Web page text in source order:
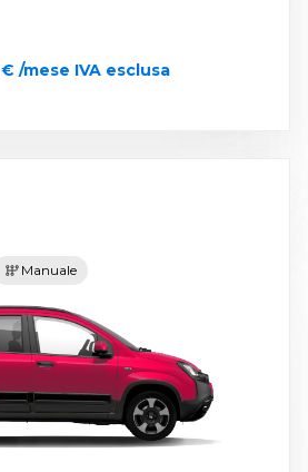
€ /mese IVA esclusa
Manuale